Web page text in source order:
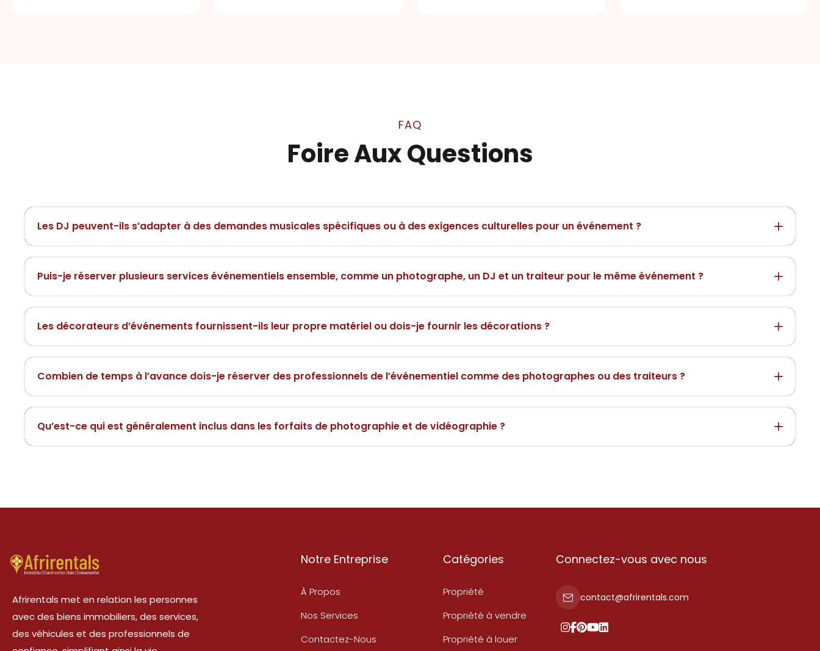
FAQ
Foire Aux Questions
Les DJ peuvent-ils s’adapter à des demandes musicales spécifiques ou à des exigences culturelles pour un événement ?
Puis-je réserver plusieurs services événementiels ensemble, comme un photographe, un DJ et un traiteur pour le même événement ?
Les décorateurs d’événements fournissent-ils leur propre matériel ou dois-je fournir les décorations ?
Combien de temps à l’avance dois-je réserver des professionnels de l’événementiel comme des photographes ou des traiteurs ?
Qu’est-ce qui est généralement inclus dans les forfaits de photographie et de vidéographie ?
Afrirentals met en relation les personnes
avec des biens immobiliers, des services,
des véhicules et des professionnels de
Notre Entreprise
À Propos
Nos Services
Contactez-Nous
Catégories
Propriété
Propriété à vendre
Propriété à louer
Connectez-vous avec nous
contact@afrirentals.com